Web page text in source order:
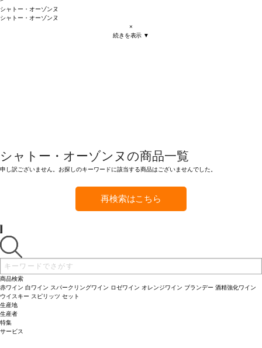
シャトー・オーゾンヌ
シャトー・オーゾンヌ
×
続きを表示 ▼
シャトー・オーゾンヌの商品一覧
申し訳ございません。お探しのキーワードに該当する商品はございませんでした。
再検索はこちら
商品検索
赤ワイン 白ワイン スパークリングワイン ロゼワイン オレンジワイン ブランデー 酒精強化ワイン
ウイスキー スピリッツ セット
生産地
生産者
特集
サービス